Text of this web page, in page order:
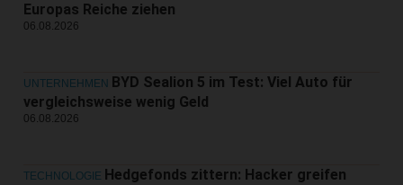
Europas Reiche ziehen
06.08.2026
UNTERNEHMEN
BYD Sealion 5 im Test: Viel Auto für
vergleichsweise wenig Geld
06.08.2026
TECHNOLOGIE Hedgefonds zittern: Hacker greifen